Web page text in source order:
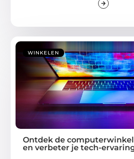
WINKELEN
Ontdek de
en verbeter je tech-